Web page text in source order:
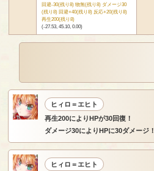
回避-30(残り8) 物無(残り8) ダメージ30
(残り8) 回避+40(残り8) 反応+20(残り8)
再生200(残り8)
(-27.53, 45.10, 0.00)
ヒィロ＝エヒト
再生200によりHPが30回復！
ダメージ30によりHPに30ダメージ！
ヒィロ＝エヒト